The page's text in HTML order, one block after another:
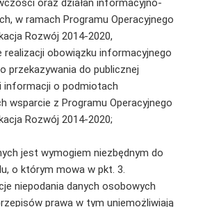
oraz działań informacyjno-
w ramach Programu Operacyjnego
Rozwój 2014-2020,
realizacji obowiązku informacyjnego
przekazywania do publicznej
informacji o podmiotach
wsparcie z Programu Operacyjnego
Rozwój 2014-2020;
jest wymogiem niezbędnym do
o którym mowa w pkt. 3.
niepodania danych osobowych
prawa w tym uniemożliwiają